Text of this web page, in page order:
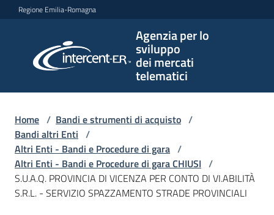
Vai al contenuto
Vai alla navigazione
Vai al footer
Regione Emilia-Romagna
Agenzia per lo
sviluppo
dei mercati
telematici
per lo
sviluppo
telematici
L'Agenzia
Home / Bandi e strumenti di acquisto /
Bandi altri Enti /
Altri Enti - Bandi e Procedure di gara /
Altri Enti - Bandi e Procedure di gara CHIUSI /
S.U.A.Q. PROVINCIA DI VICENZA PER CONTO DI VI.ABILITÀ
S.R.L. - SERVIZIO SPAZZAMENTO STRADE PROVINCIALI